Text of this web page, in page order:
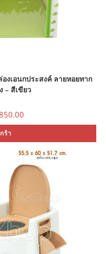
องเอนกประสงค์ ลายหอยทาก
– สีเขียว
Current
price
is:
ร้า